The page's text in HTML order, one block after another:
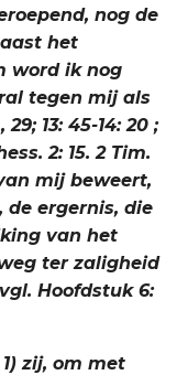
nog de
het
word ik nog
tegen mij als
13: 45-14: 20 ;
2: 15. 2 Tim.
mij beweert,
de ergernis, die
van het
ter zaligheid
Hoofdstuk 6:
1) zij, om met